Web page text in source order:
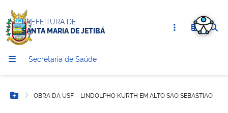
PREFEITURA DE
SANTA MARIA DE JETIBÁ
Secretaria de Saúde
Botão Menu
OBRA DA USF – LINDOLPHO KURTH EM ALTO SÃO SEBASTIÃO